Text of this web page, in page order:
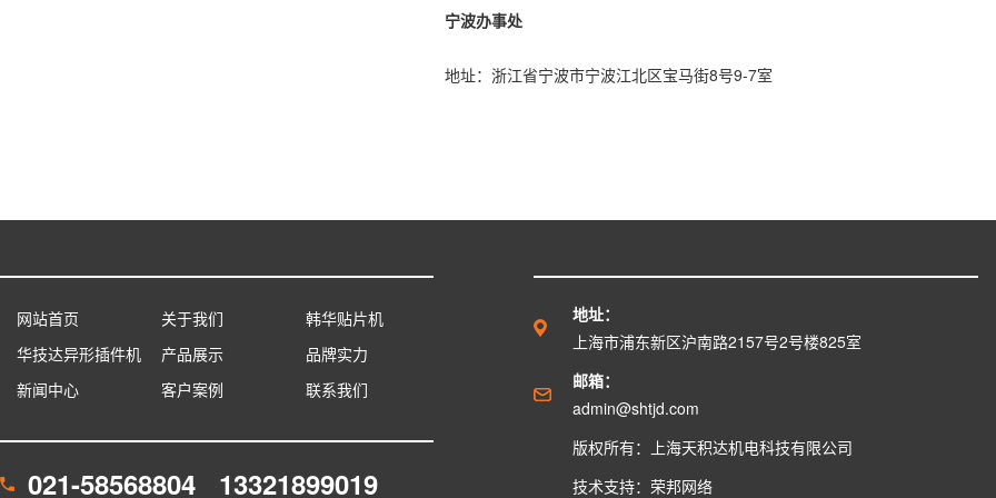
宁波办事处
地址：浙江省宁波市宁波江北区宝马街8号9-7室
网站首页 关于我们
韩华贴片机
华技达异形插件机
产品展示
品牌实力
新闻中心
客户案例 联系我们
021-58568804 13321899019
地址：
上海市浦东新区沪南路2157号2号楼825室
邮箱：
admin@shtjd.com
版权所有：上海天积达机电科技有限公司
技术支持： 荣邦网络